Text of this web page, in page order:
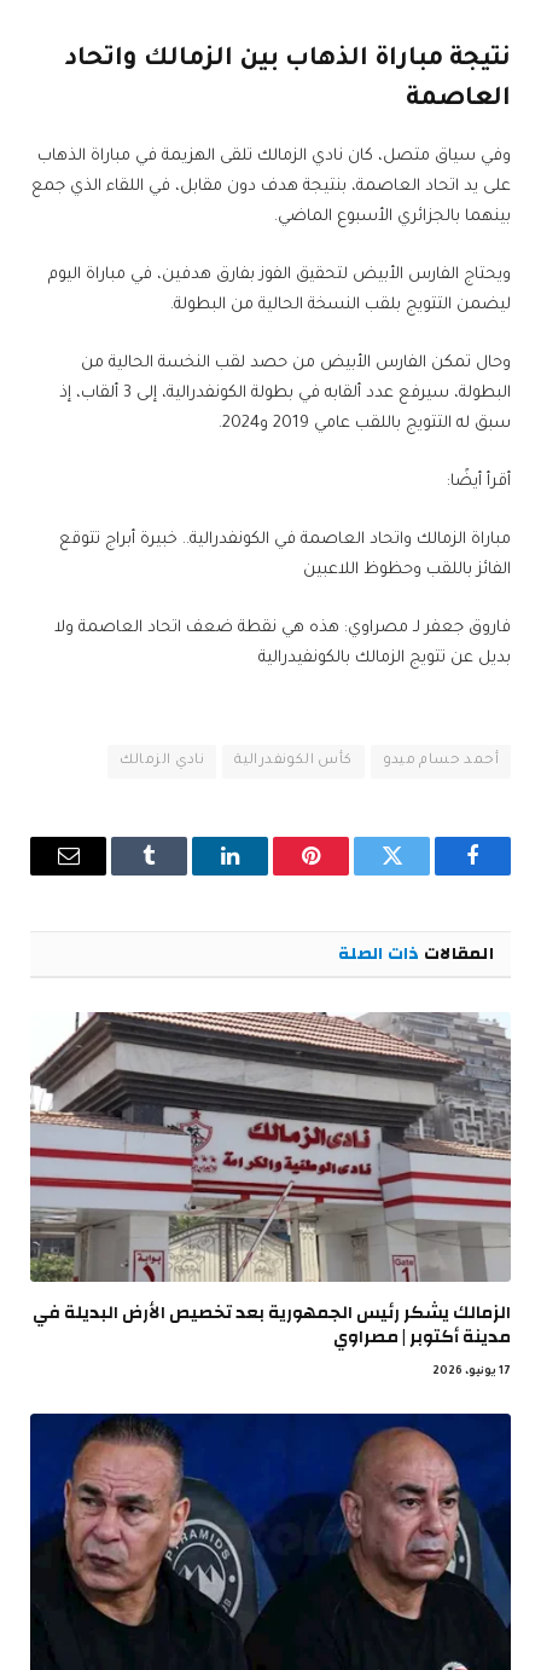
نتيجة مباراة الذهاب بين الزمالك واتحاد
العاصمة
وفي سياق متصل، كان نادي الزمالك تلقى الهزيمة في مباراة الذهاب
على يد اتحاد العاصمة، بنتيجة هدف دون مقابل، في اللقاء الذي جمع
بينهما بالجزائري الأسبوع الماضي.
ويحتاج الفارس الأبيض لتحقيق الفوز بفارق هدفين، في مباراة اليوم
ليضمن التتويج بلقب النسخة الحالية من البطولة.
وحال تمكن الفارس الأبيض من حصد لقب النخسة الحالية من
البطولة، سيرفع عدد ألقابه في بطولة الكونفدرالية، إلى 3 ألقاب، إذ
سبق له التتويج باللقب عامي 2019 و2024.
أقرأ أيضًا:
مباراة الزمالك واتحاد العاصمة في الكونفدرالية.. خبيرة أبراج تتوقع
الفائز باللقب وحظوظ اللاعبين
فاروق جعفر لـ مصراوي: هذه هي نقطة ضعف اتحاد العاصمة ولا
بديل عن تتويج الزمالك بالكونفيدرالية
أحمد حسام ميدو كأس الكونفدرالية نادي الزمالك
فيسبوك تويتر بينتيريستلينكدإن Tumblr
البريد
المقالات ذات الصلة
الزمالك يشكر رئيس الجمهورية بعد تخصيص الأرض البديلة في
مدينة أكتوبر | مصراوي
17 يونيو، 2026